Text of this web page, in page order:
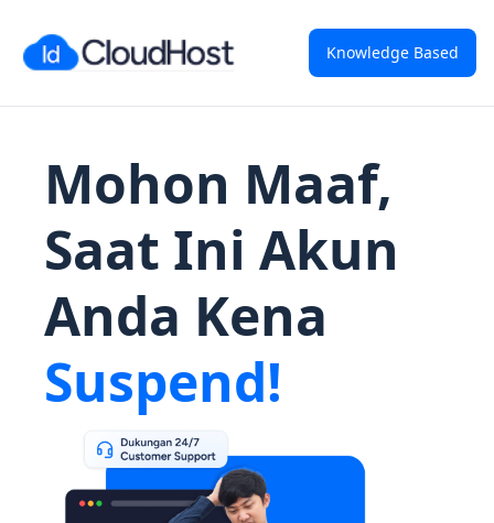
Knowledge Based
Mohon Maaf,
Saat Ini Akun
Anda Kena
Suspend!